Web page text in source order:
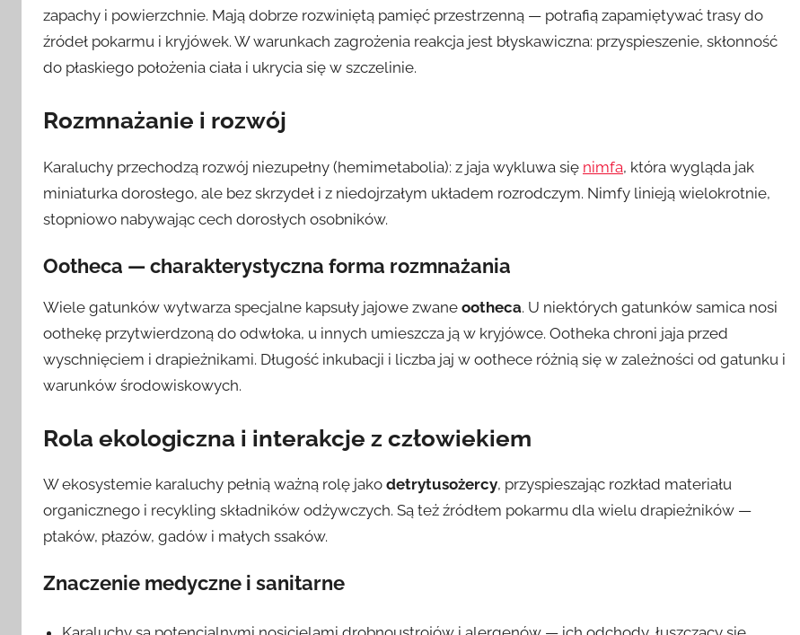
zapachy i powierzchnie. Mają dobrze rozwiniętą pamięć przestrzenną — potrafią zapamiętywać trasy do
źródeł pokarmu i kryjówek. W warunkach zagrożenia reakcja jest błyskawiczna: przyspieszenie, skłonność
do płaskiego położenia ciała i ukrycia się w szczelinie.
Rozmnażanie i rozwój
Karaluchy przechodzą rozwój niezupełny (hemimetabolia): z jaja wykluwa się nimfa, która wygląda jak
miniaturka dorosłego, ale bez skrzydeł i z niedojrzałym układem rozrodczym. Nimfy linieją wielokrotnie,
stopniowo nabywając cech dorosłych osobników.
Ootheca — charakterystyczna forma rozmnażania
Wiele gatunków wytwarza specjalne kapsuły jajowe zwane ootheca. U niektórych gatunków samica nosi
oothekę przytwierdzoną do odwłoka, u innych umieszcza ją w kryjówce. Ootheka chroni jaja przed
wyschnięciem i drapieżnikami. Długość inkubacji i liczba jaj w oothece różnią się w zależności od gatunku i
warunków środowiskowych.
Rola ekologiczna i interakcje z człowiekiem
W ekosystemie karaluchy pełnią ważną rolę jako detrytusożercy, przyspieszając rozkład materiału
organicznego i recykling składników odżywczych. Są też źródłem pokarmu dla wielu drapieżników —
ptaków, płazów, gadów i małych ssaków.
Znaczenie medyczne i sanitarne